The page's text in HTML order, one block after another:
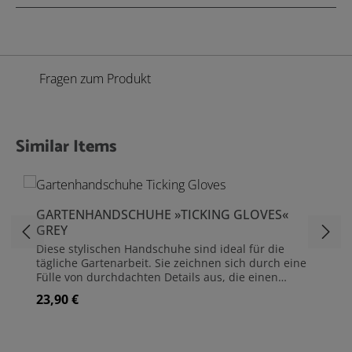
Fragen zum Produkt
Produktgalerie überspringen
Similar Items
GARTENHANDSCHUHE »TICKING GLOVES«
GREY
Diese stylischen Handschuhe sind ideal für die
tägliche Gartenarbeit. Sie zeichnen sich durch eine
Fülle von durchdachten Details aus, die einen
wirklich leistungsstarken Gartenhandschuh
ausmachen: Die Hand- und Fingerflächen sind aus
Regulärer Preis:
23,90 €